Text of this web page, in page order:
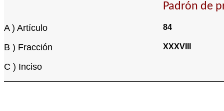
Padrón de
A ) Artículo 84
B ) Fracción XXXVIII
C ) Inciso